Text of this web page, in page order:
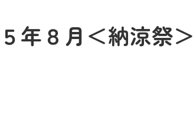
年８月＜納涼祭＞